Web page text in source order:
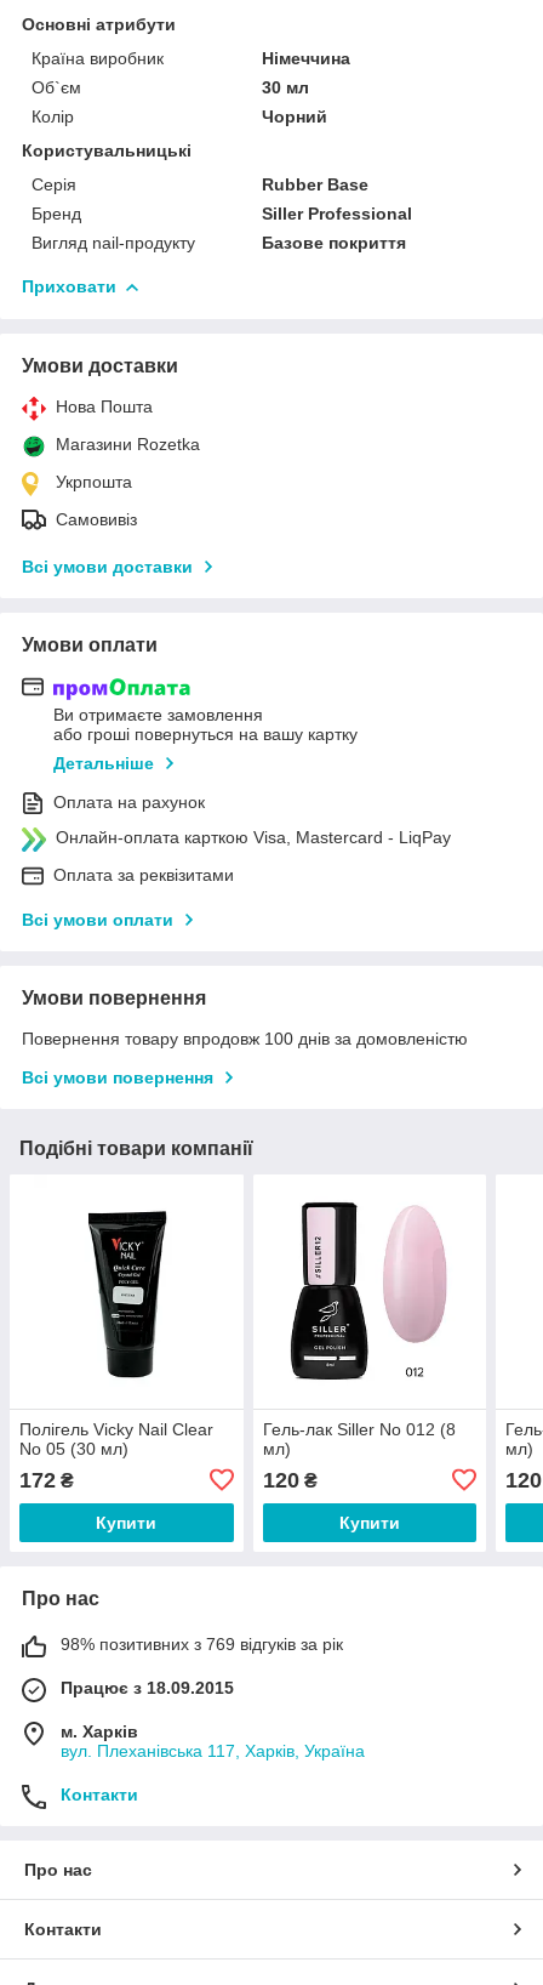
Основні атрибути
Країна виробник
Німеччина
Об`єм
30 мл
Колір
Чорний
Користувальницькі
Серія
Rubber Base
Бренд
Siller Professional
Вигляд nail-продукту
Базове покриття
Приховати
Умови доставки
Нова Пошта
Магазини Rozetka
Укрпошта
Самовивіз
Всі умови доставки
Умови оплати
Ви отримаєте замовлення
або гроші повернуться на вашу картку
Детальніше
Оплата на рахунок
Онлайн-оплата карткою Visa, Mastercard - LiqPay
Оплата за реквізитами
Всі умови оплати
Умови повернення
Повернення товару впродовж 100 днів за домовленістю
Всі умови повернення
Подібні товари компанії
Полігель Vicky Nail Clear
No 05 (30 мл)
172 ₴
Купити
Гель-лак Siller No 012 (8
мл)
120₴
Купити
мл)
120
Про нас
98% позитивних з 769 відгуків за рік
Працює з 18.09.2015
м. Харків
вул. Плеханівська 117, Харків, Україна
Контакти
Про нас
Контакти